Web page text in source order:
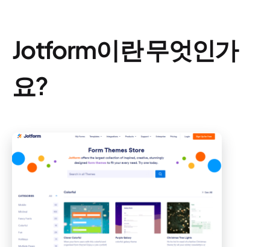
Jotform이란 무엇인가
요?